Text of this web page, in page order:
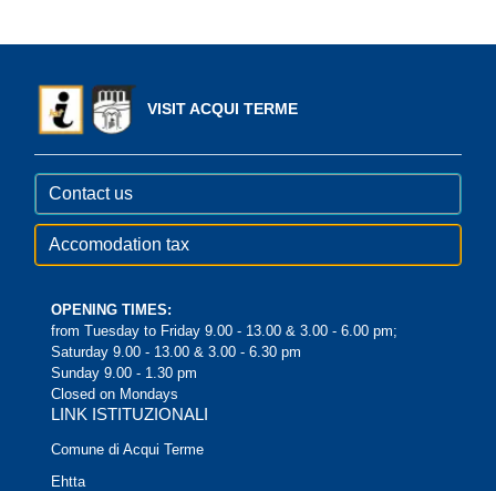
VISIT ACQUI TERME
Contact us
Accomodation tax
OPENING TIMES:
from Tuesday to Friday 9.00 - 13.00 & 3.00 - 6.00 pm;
Saturday 9.00 - 13.00 & 3.00 - 6.30 pm
Sunday 9.00 - 1.30 pm
Closed on Mondays
LINK ISTITUZIONALI
Comune di Acqui Terme
Ehtta